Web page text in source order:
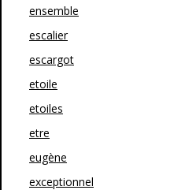
ensemble
escalier
escargot
etoile
etoiles
etre
eugène
exceptionnel